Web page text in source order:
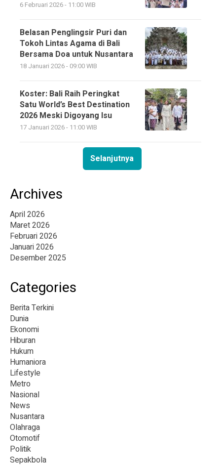
6 Februari 2026 - 11:00 WIB
Belasan Penglingsir Puri dan
Tokoh Lintas Agama di Bali
Bersama Doa untuk Nusantara
18 Januari 2026 - 09:00 WIB
Koster: Bali Raih Peringkat
Satu World’s Best Destination
2026 Meski Digoyang Isu
17 Januari 2026 - 11:00 WIB
Selanjutnya
Archives
April 2026
Maret 2026
Februari 2026
Januari 2026
Desember 2025
Categories
Berita Terkini
Dunia
Ekonomi
Hiburan
Hukum
Humaniora
Lifestyle
Metro
Nasional
News
Nusantara
Olahraga
Otomotif
Politik
Sepakbola